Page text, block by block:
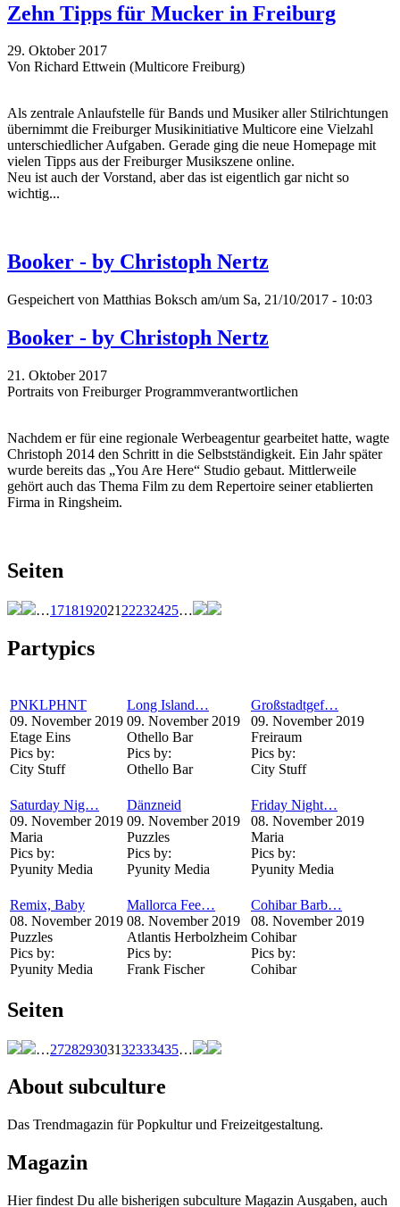
Zehn Tipps für Mucker in Freiburg
29. Oktober 2017
Von Richard Ettwein (Multicore Freiburg)
Als zentrale Anlaufstelle für Bands und Musiker aller Stilrichtungen
übernimmt die Freiburger Musikinitiative Multicore eine Vielzahl
unterschiedlicher Aufgaben. Gerade ging die neue Homepage mit
vielen Tipps aus der Freiburger Musikszene online.
Neu ist auch der Vorstand, aber das ist eigentlich gar nicht so
wichtig...
Booker - by Christoph Nertz
Gespeichert von Matthias Boksch am/um Sa, 21/10/2017 - 10:03
Booker - by Christoph Nertz
21. Oktober 2017
Portraits von Freiburger Programmverantwortlichen
Nachdem er für eine regionale Werbeagentur gearbeitet hatte, wagte
Christoph 2014 den Schritt in die Selbstständigkeit. Ein Jahr später
wurde bereits das „You Are Here“ Studio gebaut. Mittlerweile
gehört auch das Thema Film zu dem Repertoire seiner etablierten
Firma in Ringsheim.
Seiten
…1718192021 22232425…
Partypics
PNKLPHNT
09. November 2019
Etage Eins
Pics by:
City Stuff
Long Island…
09. November 2019
Othello Bar
Pics by:
Othello Bar
Großstadtgef…
09. November 2019
Freiraum
Pics by:
City Stuff
Saturday Nig…
09. November 2019
Maria
Pics by:
Pyunity Media
Dänzneid
09. November 2019
Puzzles
Pics by:
Pyunity Media
Friday Night…
08. November 2019
Maria
Pics by:
Pyunity Media
Remix, Baby
08. November 2019
Puzzles
Pics by:
Pyunity Media
Mallorca Fee…
08. November 2019
Atlantis Herbolzheim
Pics by:
Frank Fischer
Cohibar Barb…
08. November 2019
Cohibar
Pics by:
Cohibar
Seiten
…272829303132333435…
About subculture
Das Trendmagazin für Popkultur und Freizeitgestaltung.
Magazin
Hier findest Du alle bisherigen subculture Magazin Ausgaben, auch